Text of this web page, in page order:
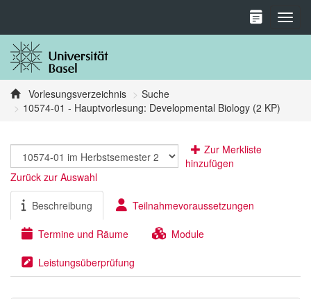
Vorlesungsverzeichnis
Suche
10574-01 - Hauptvorlesung: Developmental Biology (2 KP)
Zur Merkliste
hinzufügen
Zurück zur Auswahl
Beschreibung Teilnahmevoraussetzungen
Termine und Räume Module
Leistungsüberprüfung